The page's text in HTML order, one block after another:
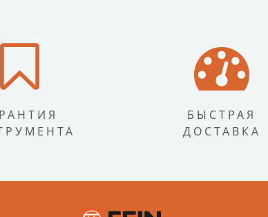
БЫСТРАЯ
ДОСТАВКА